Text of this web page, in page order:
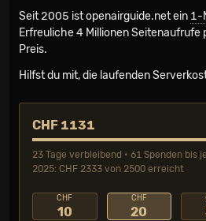
Seit 2005 ist openairguide.net ein 1-
Erfreuliche 4 Millionen
Preis.
Hilfst du mit, die laufenden
CHF 1131
23 Tage verbleibend • 61 Spenden bis
2025: CHF 2333 von 2500 erreicht
CHF
10
CHF
20